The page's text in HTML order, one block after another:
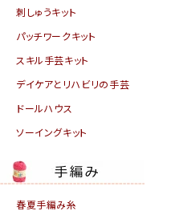
刺しゅうキット
パッチワークキット
スキル手芸キット
デイケアとリハビリの手芸
ドールハウス
ソーイングキット
春夏手編み糸